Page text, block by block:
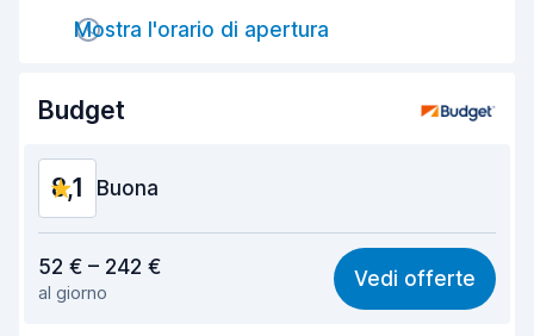
Rapidità della riconsegna
Mostra l'orario di apertura
Budget
8,1 Buona
8,0
Facile da trovare 8,2
52 € – 242 €
al giorno
Vedi offerte